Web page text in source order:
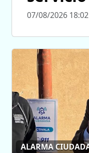
07/08/2026 18:02
ALARMA